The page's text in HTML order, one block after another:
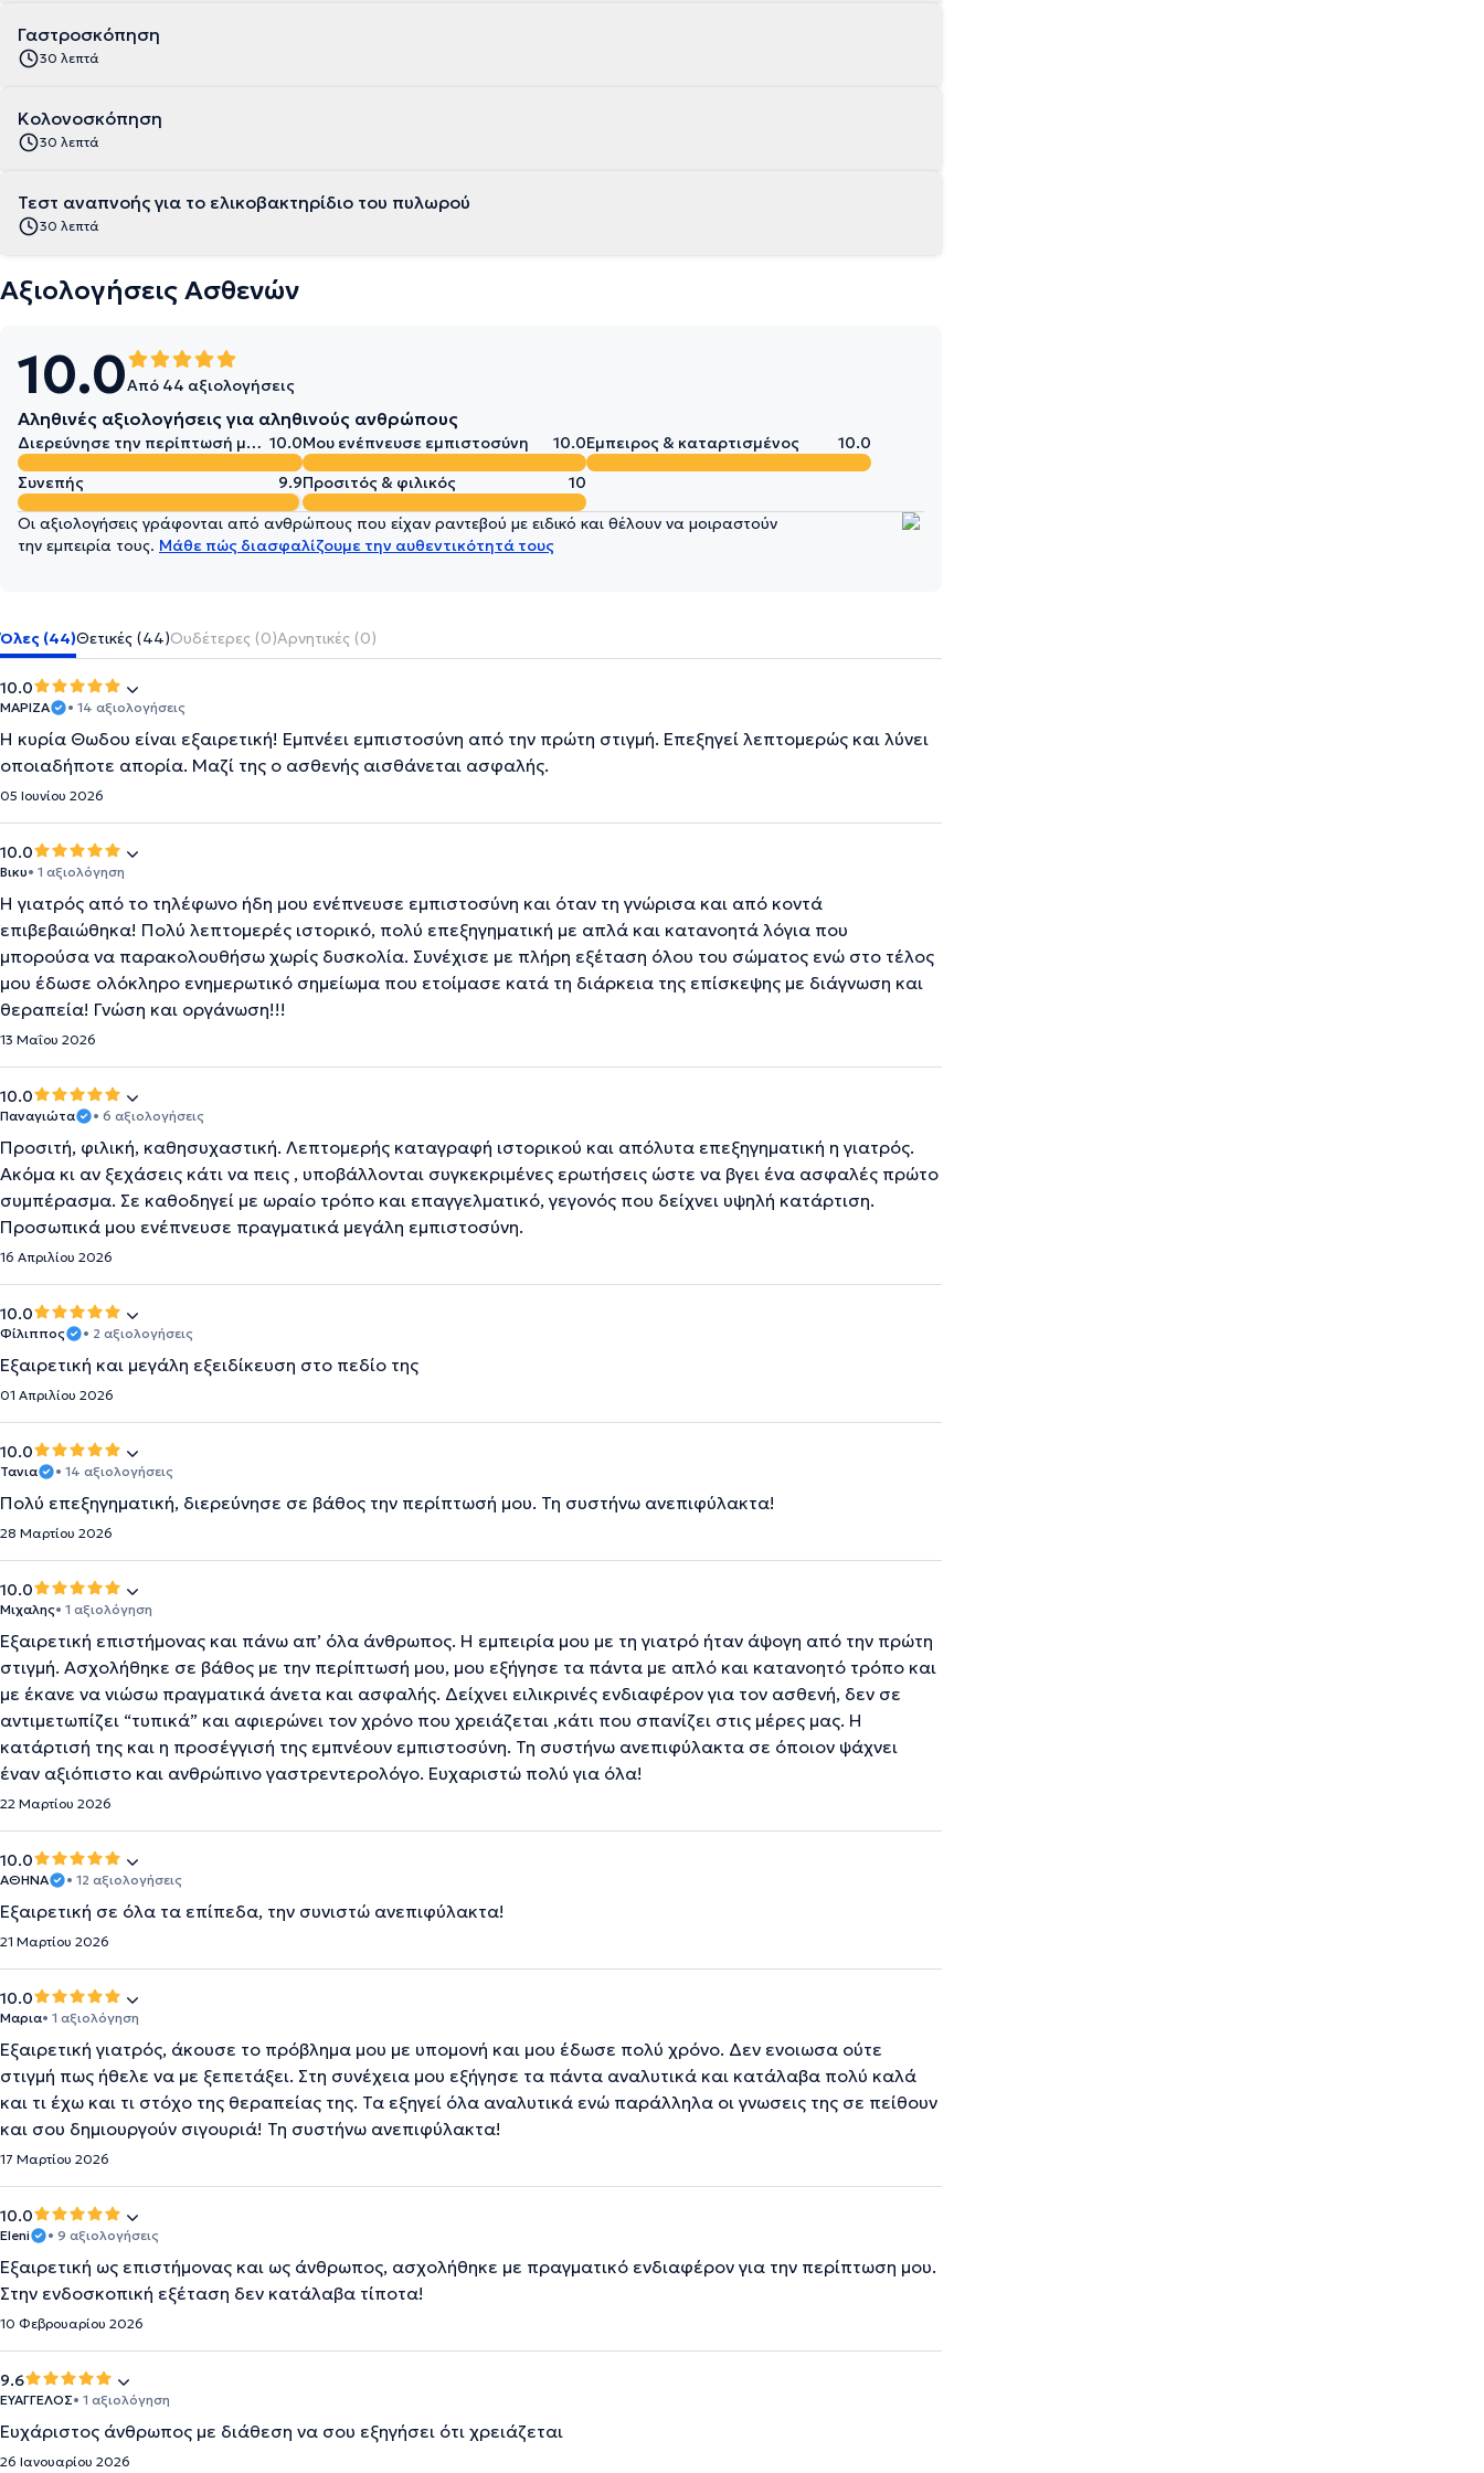
Νοσοκομείου ως εξωτερική συνεργάτης.
Γαστροσκόπηση
30 λεπτά
Κολονοσκόπηση
30 λεπτά
Τεστ αναπνοής για το ελικοβακτηρίδιο του πυλωρού
30 λεπτά
Αξιολογήσεις Ασθενών
10.0Από 44 αξιολογήσεις
Αληθινές αξιολογήσεις για αληθινούς ανθρώπους
Διερεύνησε την περίπτωσή μου σε βάθος 10.0Μου ενέπνευσε εμπιστοσύνη 10.0Έμπειρος & καταρτισμένος
10.0
Συνεπής
9.9Προσιτός & φιλικός 10
Οι αξιολογήσεις γράφονται από ανθρώπους που είχαν ραντεβού με ειδικό και θέλουν να μοιραστούν
την εμπειρία τους. Μάθε πώς διασφαλίζουμε την αυθεντικότητά τους
Όλες (44)Θετικές (44)Ουδέτερες (0)Αρνητικές (0)
10.0
ΜΑΡΙΖΑ • 14 αξιολογήσεις
Η κυρία Θωδου είναι εξαιρετική! Εμπνέει εμπιστοσύνη από την πρώτη στιγμή. Επεξηγεί λεπτομερώς και λύνει
οποιαδήποτε απορία. Μαζί της ο ασθενής αισθάνεται ασφαλής.
05 Ιουνίου 2026
10.0
Βικυ• 1 αξιολόγηση
Η γιατρός από το τηλέφωνο ήδη μου ενέπνευσε εμπιστοσύνη και όταν τη γνώρισα και από κοντά
επιβεβαιώθηκα! Πολύ λεπτομερές ιστορικό, πολύ επεξηγηματική με απλά και κατανοητά λόγια που
μπορούσα να παρακολουθήσω χωρίς δυσκολία. Συνέχισε με πλήρη εξέταση όλου του σώματος ενώ στο τέλος
μου έδωσε ολόκληρο ενημερωτικό σημείωμα που ετοίμασε κατά τη διάρκεια της επίσκεψης με διάγνωση και
θεραπεία! Γνώση και οργάνωση!!!
13 Μαΐου 2026
10.0
Παναγιώτα • 6 αξιολογήσεις
Προσιτή, φιλική, καθησυχαστική. Λεπτομερής καταγραφή ιστορικού και απόλυτα επεξηγηματική η γιατρός.
Ακόμα κι αν ξεχάσεις κάτι να πεις , υποβάλλονται συγκεκριμένες ερωτήσεις ώστε να βγει ένα ασφαλές πρώτο
συμπέρασμα. Σε καθοδηγεί με ωραίο τρόπο και επαγγελματικό, γεγονός που δείχνει υψηλή κατάρτιση.
Προσωπικά μου ενέπνευσε πραγματικά μεγάλη εμπιστοσύνη.
16 Απριλίου 2026
10.0
Φίλιππος • 2 αξιολογήσεις
Εξαιρετική και μεγάλη εξειδίκευση στο πεδίο της
01 Απριλίου 2026
10.0
Τανια • 14 αξιολογήσεις
Πολύ επεξηγηματική, διερεύνησε σε βάθος την περίπτωσή μου. Τη συστήνω ανεπιφύλακτα!
28 Μαρτίου 2026
10.0
Μιχαλης• 1 αξιολόγηση
Εξαιρετική επιστήμονας και πάνω απ’ όλα άνθρωπος. Η εμπειρία μου με τη γιατρό ήταν άψογη από την πρώτη
στιγμή. Ασχολήθηκε σε βάθος με την περίπτωσή μου, μου εξήγησε τα πάντα με απλό και κατανοητό τρόπο και
με έκανε να νιώσω πραγματικά άνετα και ασφαλής. Δείχνει ειλικρινές ενδιαφέρον για τον ασθενή, δεν σε
αντιμετωπίζει “τυπικά” και αφιερώνει τον χρόνο που χρειάζεται ,κάτι που σπανίζει στις μέρες μας. Η
κατάρτισή της και η προσέγγισή της εμπνέουν εμπιστοσύνη. Τη συστήνω ανεπιφύλακτα σε όποιον ψάχνει
έναν αξιόπιστο και ανθρώπινο γαστρεντερολόγο. Ευχαριστώ πολύ για όλα!
22 Μαρτίου 2026
10.0
ΑΘΗΝΑ • 12 αξιολογήσεις
Εξαιρετική σε όλα τα επίπεδα, την συνιστώ ανεπιφύλακτα!
21 Μαρτίου 2026
10.0
Μαρια• 1 αξιολόγηση
Εξαιρετική γιατρός, άκουσε το πρόβλημα μου με υπομονή και μου έδωσε πολύ χρόνο. Δεν ενοιωσα ούτε
στιγμή πως ήθελε να με ξεπετάξει. Στη συνέχεια μου εξήγησε τα πάντα αναλυτικά και κατάλαβα πολύ καλά
και τι έχω και τι στόχο της θεραπείας της. Τα εξηγεί όλα αναλυτικά ενώ παράλληλα οι γνωσεις της σε πείθουν
και σου δημιουργούν σιγουριά! Τη συστήνω ανεπιφύλακτα!
17 Μαρτίου 2026
10.0
Eleni • 9 αξιολογήσεις
Εξαιρετική ως επιστήμονας και ως άνθρωπος, ασχολήθηκε με πραγματικό ενδιαφέρον για την περίπτωση μου.
Στην ενδοσκοπική εξέταση δεν κατάλαβα τίποτα!
10 Φεβρουαρίου 2026
9.6
ΕΥΑΓΓΕΛΟΣ• 1 αξιολόγηση
Ευχάριστος άνθρωπος με διάθεση να σου εξηγήσει ότι χρειάζεται
26 Ιανουαρίου 2026